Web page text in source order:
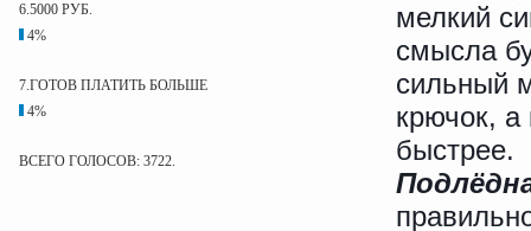
6.5000 РУБ.
4%
7.ГОТОВ ПЛАТИТЬ БОЛЬШЕ
4%
ВСЕГО ГОЛОСОВ: 3722.
мелкий
смысла
сильный
крючок, а
быстрее.